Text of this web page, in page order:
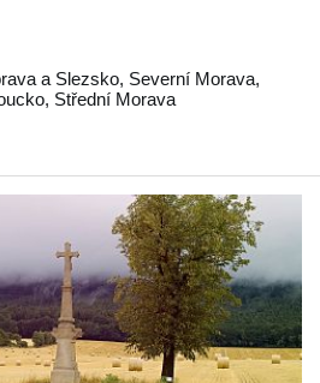
a Slezsko, Severní Morava,
, Střední Morava